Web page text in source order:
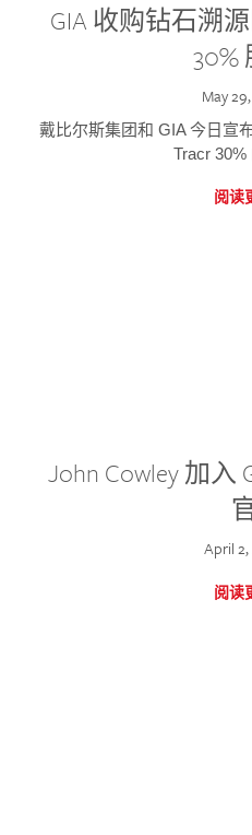
GIA 收购钻石溯
30%
May
戴比尔斯集团和 GIA 今日宣
Tracr 30%
阅读
John Cowley 加入
April
阅读